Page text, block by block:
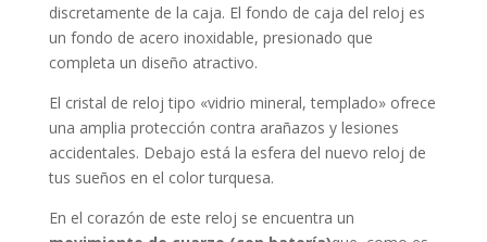
discretamente de la caja. El fondo de caja del reloj es
un fondo de acero inoxidable, presionado que
completa un diseño atractivo.
El cristal de reloj tipo «vidrio mineral, templado» ofrece
una amplia protección contra arañazos y lesiones
accidentales. Debajo está la esfera del nuevo reloj de
tus sueños en el colorturquesa.
En el corazón de este reloj se encuentra un